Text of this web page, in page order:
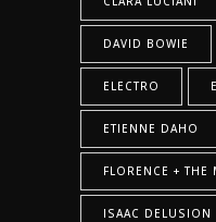
DAVID BOWIE
ELECTRO
ETIENNE DAHO
FLORENCE + THE
ISAAC DELUSION